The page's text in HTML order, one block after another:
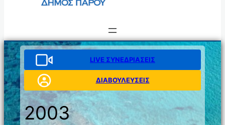
LIVE ΣΥΝΕΔΡΙΑΣΕΙΣ
ΔΙΑΒΟΥΛΕΥΣΕΙΣ
2003